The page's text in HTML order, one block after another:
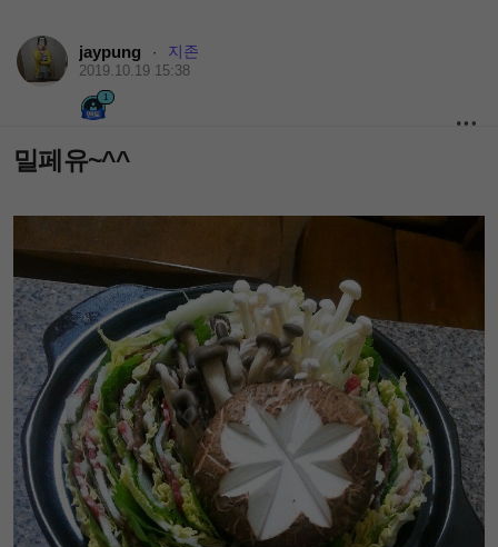
jaypung · 지존
2019.10.19 15:38
1
밀페유~^^